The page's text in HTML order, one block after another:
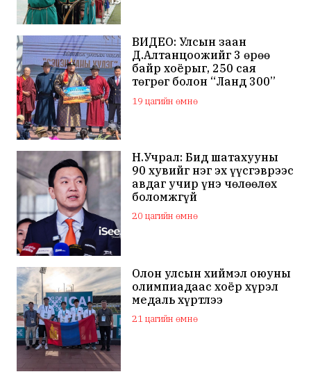
ВИДЕО: Улсын заан
Д.Алтанцоожийг 3 өрөө
байр хоёрыг, 250 сая
төгрөг болон “Ланд 300”
маркийн автомашинаар
мялаажээ
19 цагийн өмнө
Н.Учрал: Бид шатахууны
90 хувийг нэг эх үүсгэврээс
авдаг учир үнэ чөлөөлөх
боломжгүй
20 цагийн өмнө
Олон улсын хиймэл оюуны
олимпиадаас хоёр хүрэл
медаль хүртлээ
21 цагийн өмнө